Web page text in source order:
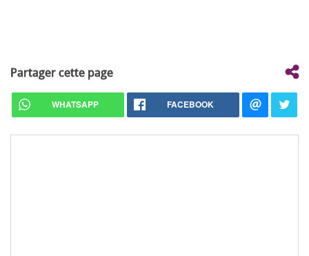
Partager cette page
WHATSAPP FACEBOOK